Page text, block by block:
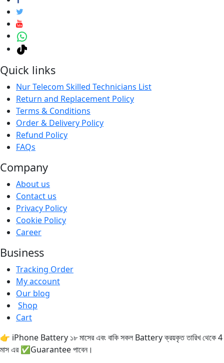
Quick links
Nur Telecom Skilled Technicians List
Return and Replacement Policy
Terms & Conditions
Order & Delivery Policy
Refund Policy
FAQs
Company
About us
Contact us
Privacy Policy
Cookie Policy
Career
Business
Tracking Order
My account
Our blog
Shop
Cart
👉 iPhone Battery ১৮ মাসের এবং বাকি সকল Battery ক্রয়কৃত তারিখ থেকে 4
মাস এর ✅Guarantee পাবেন।